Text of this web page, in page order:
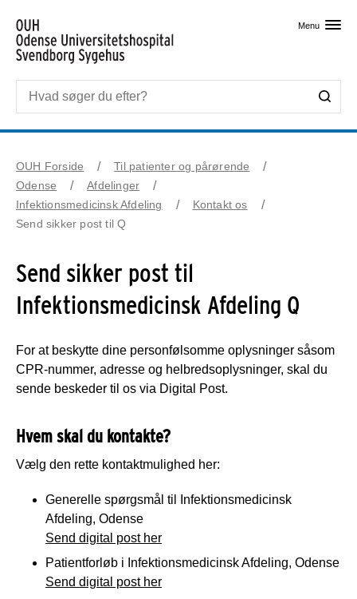
Menu
OUH Forside
Til patienter og pårørende
Odense
Afdelinger
Infektionsmedicinsk Afdeling
Kontakt os
Send sikker post til Q
Send sikker post til
Infektionsmedicinsk Afdeling Q
For at beskytte dine personfølsomme oplysninger såsom
CPR-nummer, adresse og helbredsoplysninger, skal du
sende beskeder til os via Digital Post.
Hvem skal du kontakte?
Vælg den rette kontaktmulighed her:
Generelle spørgsmål til Infektionsmedicinsk
Afdeling, Odense
Send digital post her
Patientforløb i Infektionsmedicinsk Afdeling, Odense
Send digital post her